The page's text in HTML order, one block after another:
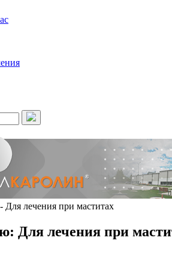
- Для лечения при маститах
Для лечения при